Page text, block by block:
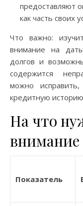
предоставляют
как часть своих
Что важно:
внимание на
долгов и
содержится
можно
кредитную
На что
внимание
Показатель